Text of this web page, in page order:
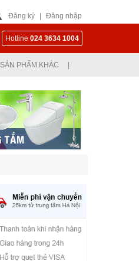
Đăng ký Đăng nhập
Hotline 024 3634 1004
SẢN PHẨM KHÁC